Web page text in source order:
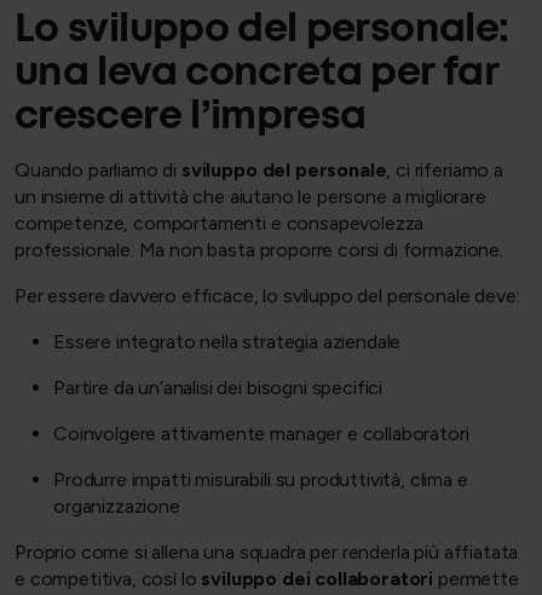
Lo sviluppo del personale:
una leva concreta per far
crescere l’impresa
Quando parliamo di sviluppo del personale, ci riferiamo a
un insieme di attività che aiutano le persone a migliorare
competenze, comportamenti e consapevolezza
professionale. Ma non basta proporre corsi di formazione.
Per essere davvero efficace, lo sviluppo del personale deve:
Essere integrato nella strategia aziendale
Partire da un’analisi dei bisogni specifici
Coinvolgere attivamente manager e collaboratori
Produrre impatti misurabili su produttività, clima e
organizzazione
Proprio come si allena una squadra per renderla più affiatata
e competitiva, così lo sviluppo dei collaboratori permette